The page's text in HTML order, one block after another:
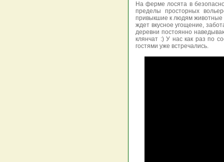
На ферме лосята в
пределы просторных
привыкшие к людям животные
ждет вкусное угощение,
деревни постоянно
клянчат :) У нас как раз по
гостями уже встречались.